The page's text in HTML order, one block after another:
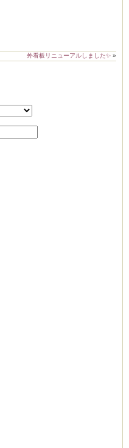
外看板リニューアルしました✨ »